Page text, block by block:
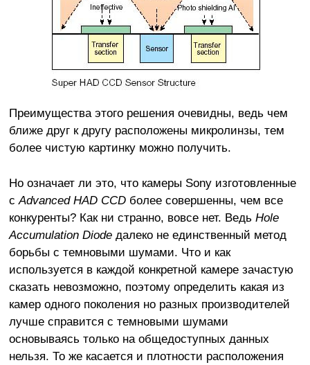
Преимущества этого решения очевидны, ведь чем
ближе друг к другу расположены микролинзы, тем
более чистую картинку можно получить.
Но означает ли это, что камеры Sony изготовленные
с Advanced HAD CCDболее совершенны, чем все
конкуренты? Как ни странно, вовсе нет. Ведь Hole
Accumulation Diodeдалеко не единственный метод
борьбы с темновыми шумами. Что и как
используется в каждой конкретной камере зачастую
сказать невозможно, поэтому определить какая из
камер одного поколения но разных производителей
лучше справится с темновыми шумами
основываясь только на общедоступных данных
нельзя. То же касается и плотности расположения